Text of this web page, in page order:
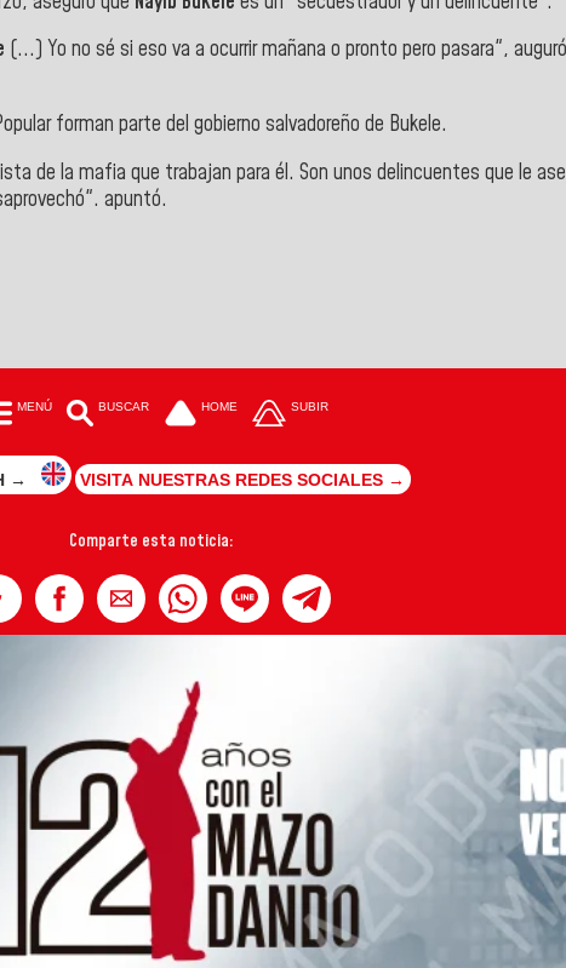
(...) Yo no sé si eso va a ocurrir mañana o pronto pero pasara",
forman parte del gobierno salvadoreño de Bukele.
de la mafia que trabajan para él. Son unos delincuentes que le
apuntó.
MENÚ BUSCAR HOME SUBIR
→ VISITA NUESTRAS REDES SOCIALES →
Comparte esta noticia: